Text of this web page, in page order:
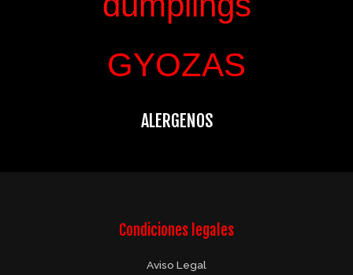
GYOZAS
ALERGENOS
Condiciones legales
Aviso Legal